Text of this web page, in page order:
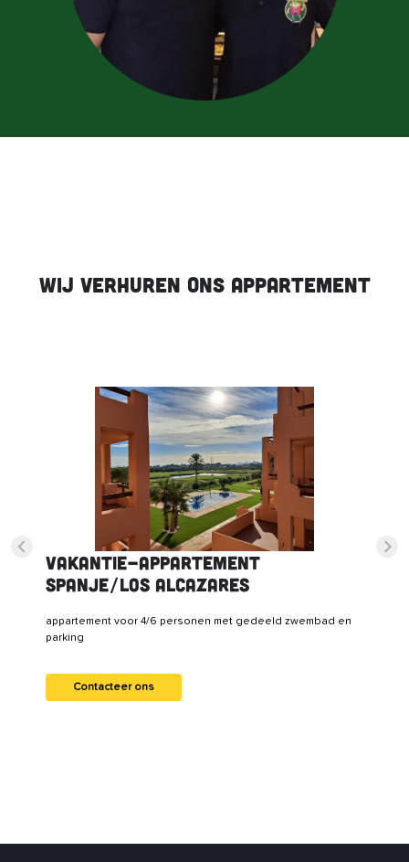
wij verhuren ons appartement
Vakantie-appartement
Spanje/Los Alcazares
appartement voor 4/6 personen met gedeeld zwembad en
parking
Contacteer ons